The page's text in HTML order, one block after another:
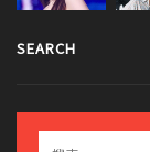
SEARCH